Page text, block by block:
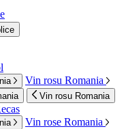
Vin rosu Romania
Vin rosu Romania
Vin rose Romania